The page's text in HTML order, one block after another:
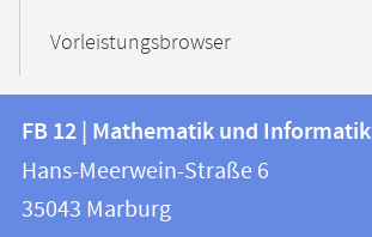
Vorleistungsbrowser
Kontakt
und
Informationen
FB
12
|
FB 12 | Mathematik und Informatik
Hans-Meerwein-Straße 6
35043 Marburg